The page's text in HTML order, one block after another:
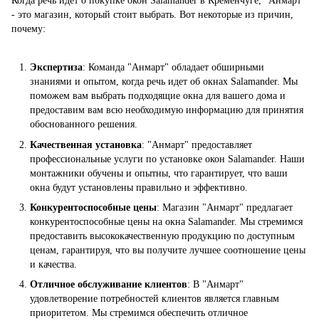
- это магазин, который стоит выбрать. Вот некоторые из причин,
почему:
Экспертиза: Команда "Анмарт" обладает обширными
знаниями и опытом, когда речь идет об окнах Salamander. Мы
поможем вам выбрать подходящие окна для вашего дома и
предоставим вам всю необходимую информацию для принятия
обоснованного решения.
Качественная установка: "Анмарт" предоставляет
профессиональные услуги по установке окон Salamander. Наши
монтажники обучены и опытны, что гарантирует, что ваши
окна будут установлены правильно и эффективно.
Конкурентоспособные цены: Магазин "Анмарт" предлагает
конкурентоспособные цены на окна Salamander. Мы стремимся
предоставить высококачественную продукцию по доступным
ценам, гарантируя, что вы получите лучшее соотношение цены
и качества.
Отличное обслуживание клиентов: В "Анмарт"
удовлетворение потребностей клиентов является главным
приоритетом. Мы стремимся обеспечить отличное